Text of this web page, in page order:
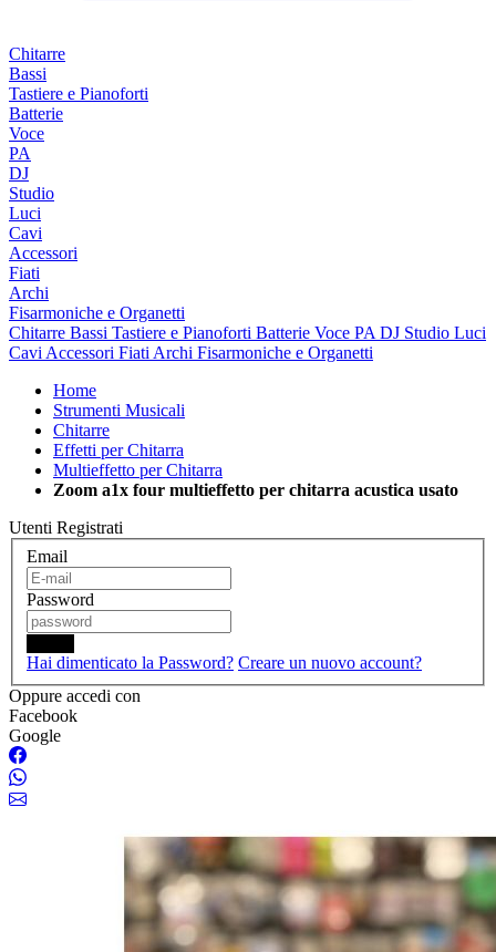
Chitarre
Bassi
Tastiere e Pianoforti
Batterie
Voce
PA
DJ
Studio
Luci
Cavi
Accessori
Fiati
Archi
Fisarmoniche e Organetti
Chitarre Bassi Tastiere e Pianoforti Batterie Voce PA DJ Studio Luci
Cavi Accessori Fiati Archi Fisarmoniche e Organetti
Home
Strumenti Musicali
Chitarre
Effetti per Chitarra
Multieffetto per Chitarra
Zoom a1x four multieffetto per chitarra acustica usato
Utenti Registrati
Email
Password
Hai dimenticato la Password? Creare un nuovo account?
Oppure accedi con
Facebook
Google